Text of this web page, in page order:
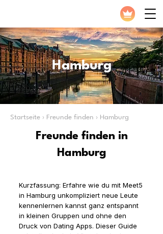
Hamburg
Startseite › Freunde finden › Hamburg
Freunde finden in
Hamburg
Kurzfassung: Erfahre wie du mit Meet5
in Hamburg unkompliziert neue Leute
kennenlernen kannst ganz entspannt
in kleinen Gruppen und ohne den
Druck von Dating Apps. Dieser Guide